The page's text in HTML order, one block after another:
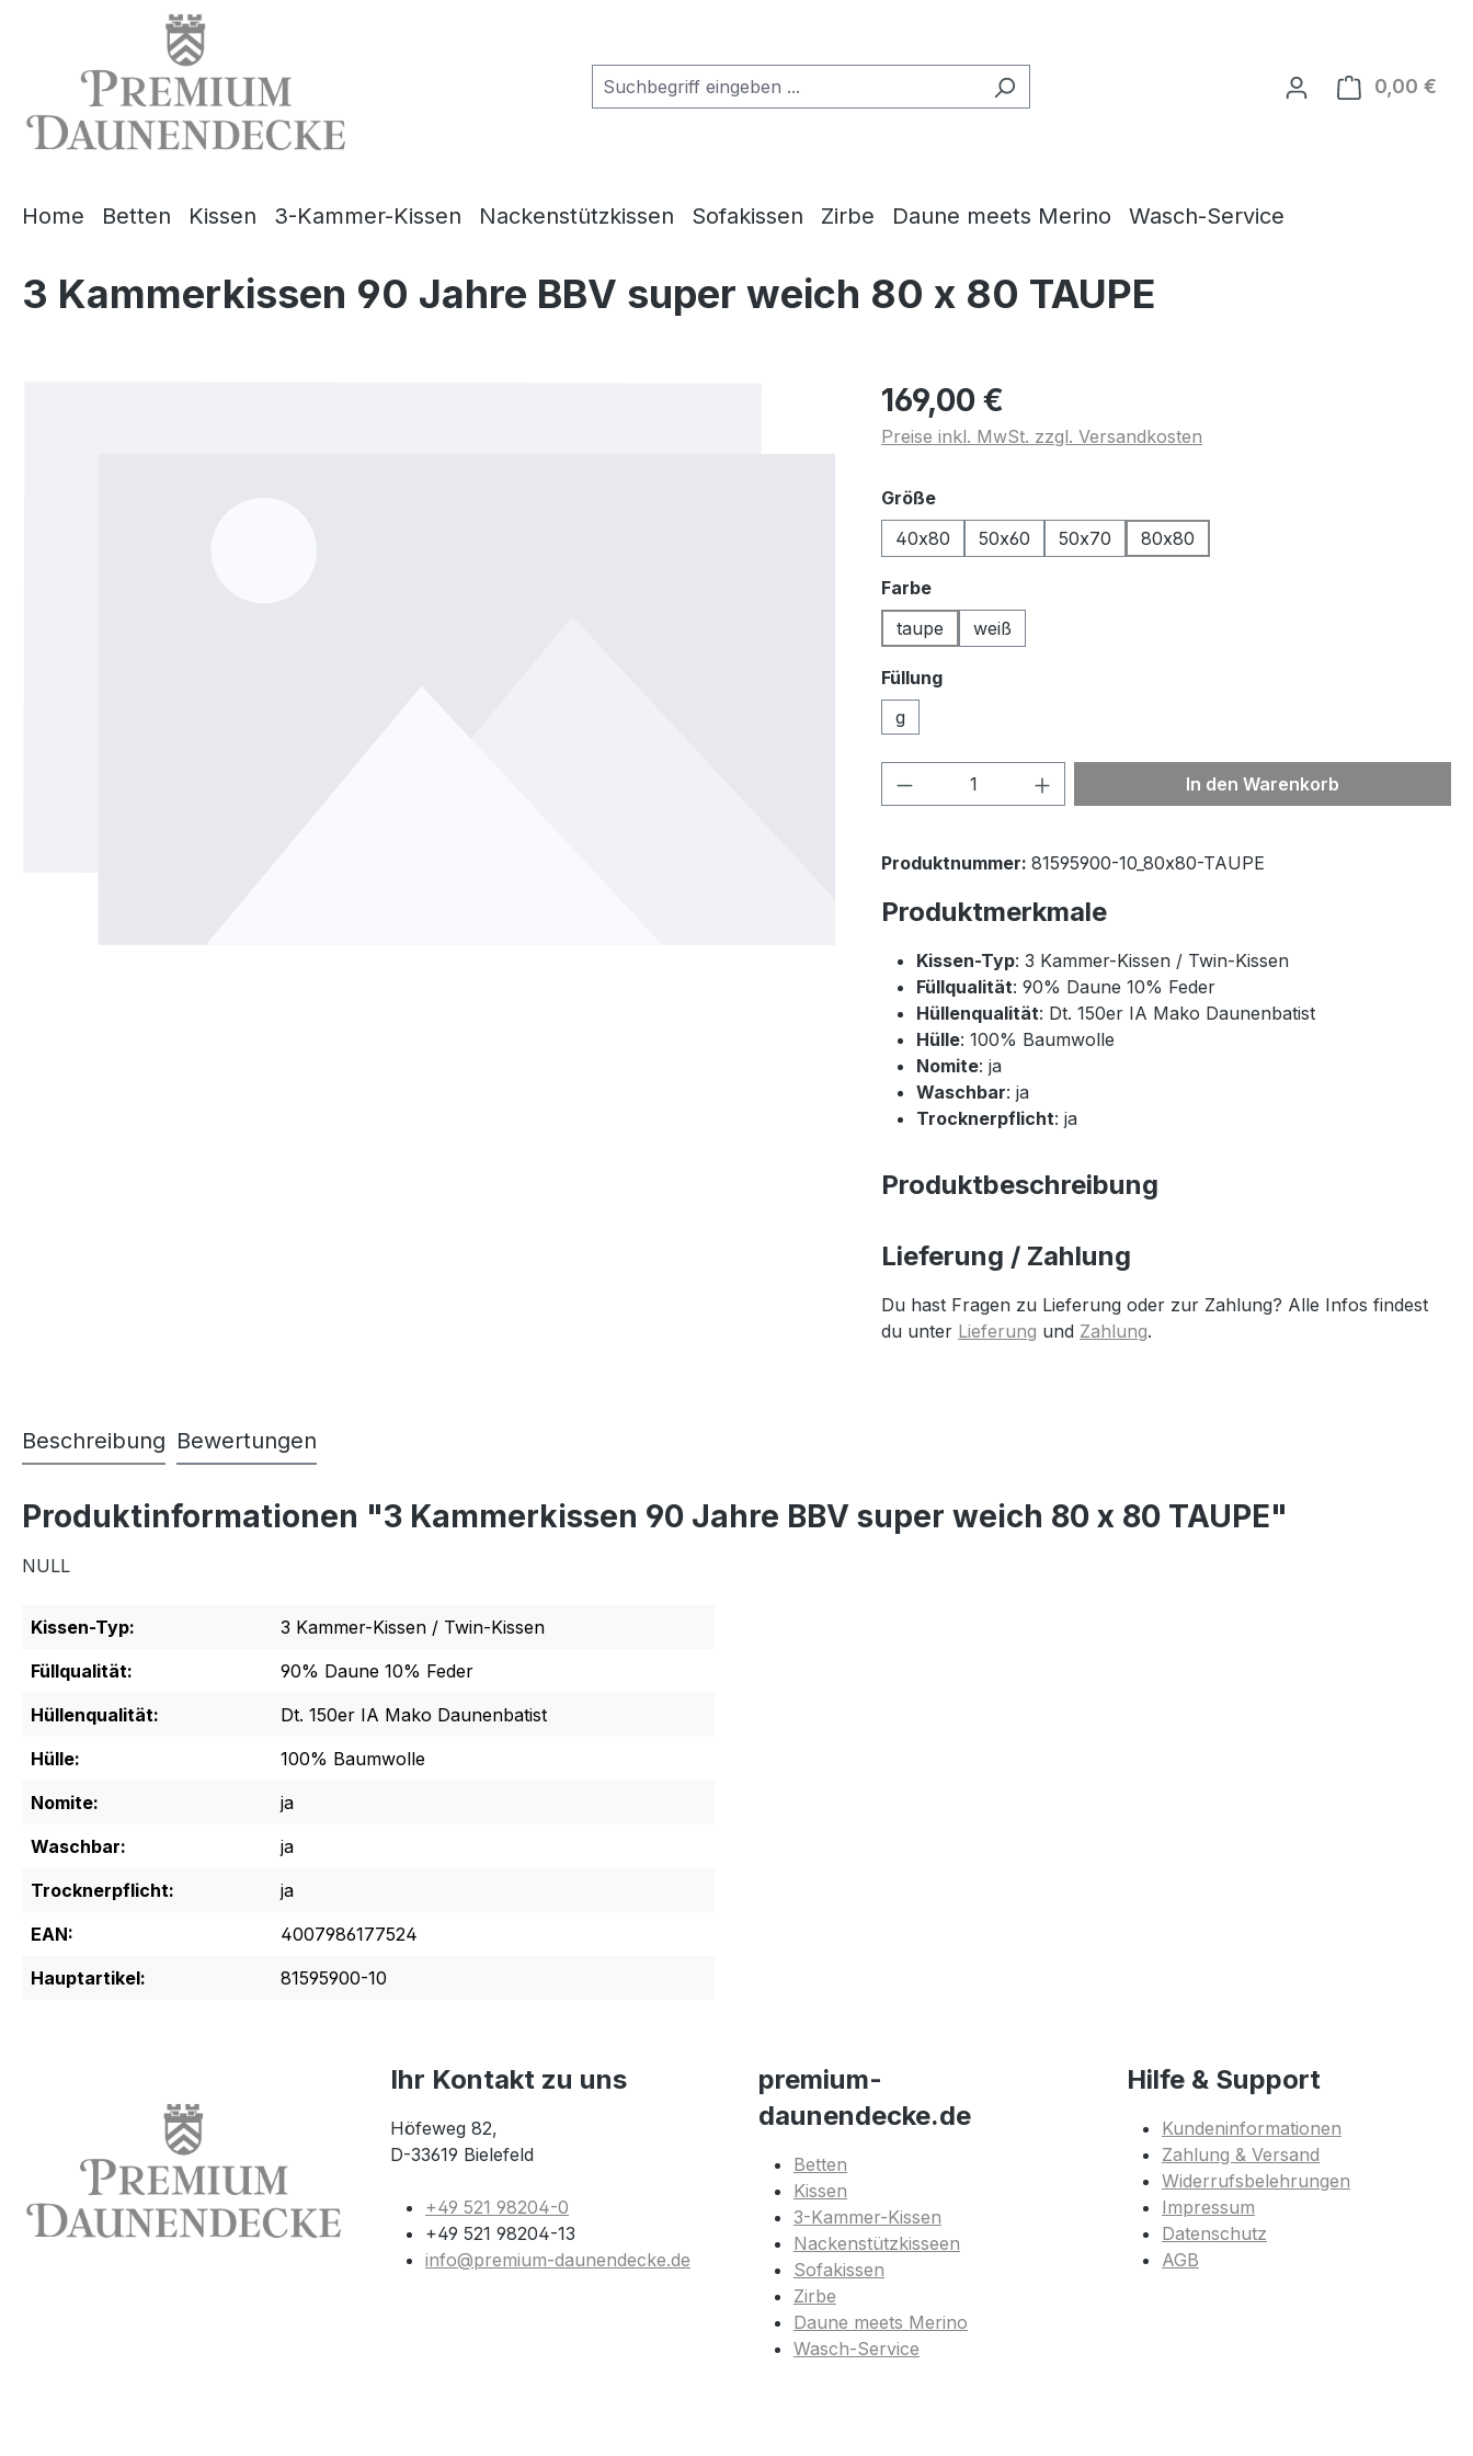
Zur Hauptnavigation springen
0,00 €
Home Betten Kissen 3-Kammer-Kissen Nackenstützkissen Sofakissen Zirbe Daune meets Merino Wasch-Service
3 Kammerkissen 90 Jahre BBV super weich 80 x 80 TAUPE
169,00 €
Preise inkl. MwSt. zzgl. Versandkosten
Größeauswählen
40x80
50x60 50x70 80x80
Farbeauswählen
taupe
weiß
Füllung
g
Produkt Anzahl: Gib den gewünschten Wert
In den Warenkorb
Produktnummer: 81595900-10_80x80-TAUPE
Produktmerkmale
Kissen-Typ: 3 Kammer-Kissen / Twin-Kissen
Füllqualität: 90% Daune 10% Feder
Hüllenqualität: Dt. 150er IA Mako Daunenbatist
Hülle: 100% Baumwolle
Nomite: ja
Waschbar: ja
Trocknerpflicht: ja
Produktbeschreibung
Lieferung / Zahlung
Du hast Fragen zu Lieferung oder zur Zahlung? Alle Infos findest
du unter Lieferung und Zahlung.
Beschreibung Bewertungen
Produktinformationen "3 Kammerkissen 90 Jahre BBV super weich 80 x 80 TAUPE"
NULL
Kissen-Typ:
3 Kammer-Kissen / Twin-Kissen
Füllqualität:
90% Daune 10% Feder
Hüllenqualität:
Dt. 150er IA Mako Daunenbatist
Hülle:
100% Baumwolle
Nomite:
ja
Waschbar:
ja
Trocknerpflicht:
ja
EAN:
4007986177524
Hauptartikel:
81595900-10
Ihr Kontakt zu uns
Höfeweg 82,
D-33619 Bielefeld
+49 521 98204-0
+49 521 98204-13
info@premium-daunendecke.de
premium-
daunendecke.de
Betten
Kissen
3-Kammer-Kissen
Nackenstützkisseen
Sofakissen
Zirbe
Daune meets Merino
Wasch-Service
Hilfe & Support
Kundeninformationen
Zahlung & Versand
Widerrufsbelehrungen
Impressum
Datenschutz
AGB